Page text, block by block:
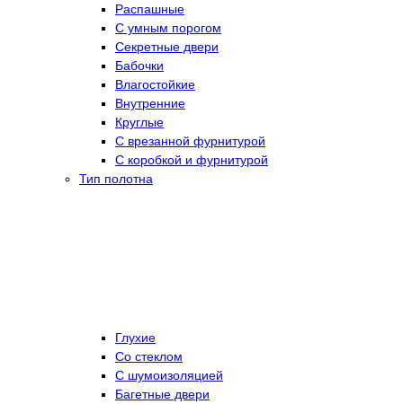
Распашные
С умным порогом
Секретные двери
Бабочки
Влагостойкие
Внутренние
Круглые
С врезанной фурнитурой
С коробкой и фурнитурой
Тип полотна
Глухие
Со стеклом
C шумоизоляцией
Багетные двери